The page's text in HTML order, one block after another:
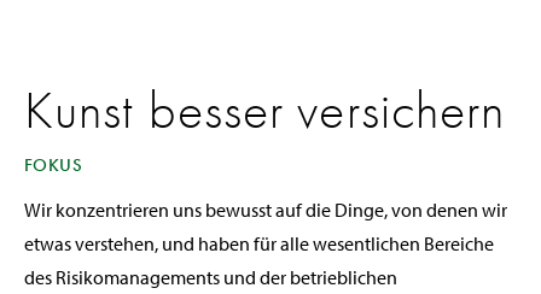
Kunst besser versichern
FOKUS
Wir konzentrieren uns bewusst auf die Dinge, von denen wir
etwas verstehen, und haben für alle wesentlichen Bereiche
des Risikomanagements und der betrieblichen